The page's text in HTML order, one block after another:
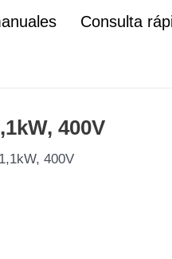
Consulta
400V
400V